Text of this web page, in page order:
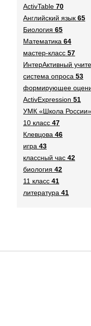
ActivTable 70
Английский язык 65
Биология 65
Математика 64
мастер-класс 57
ИнтерАктивный
система опроса 53
формирующее
ActivExpression 51
УМК «Школа России»
10 класс 47
Клевцова 46
игра 43
классный час 42
биология 42
11 класс 41
литература 41